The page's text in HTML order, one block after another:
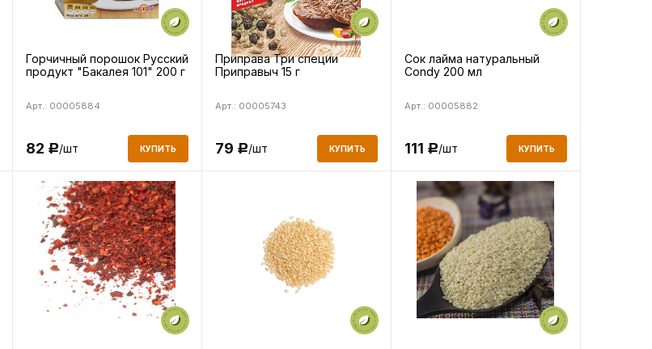
Горчичный порошок Русский
продукт "Бакалея 101" 200 г
Арт.: 00005884
82 Р/шт КУПИТЬ
Приправа Три специи
Приправыч 15 г
Арт.: 00005743
79 Р/шт КУПИТЬ
Сок лайма натуральный
Condy 200 мл
Арт.: 00005882
111 Р/шт КУПИТЬ